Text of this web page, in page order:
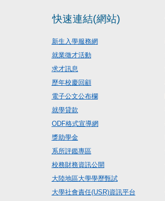
快速連結(網站)
新生入學服務網
就業徵才活動
求才訊息
歷年校慶回顧
電子公文公布欄
就學貸款
ODF格式宣導網
獎助學金
系所評鑑專區
校務財務資訊公開
大陸地區大學學歷甄試
大學社會責任(USR)資訊平台